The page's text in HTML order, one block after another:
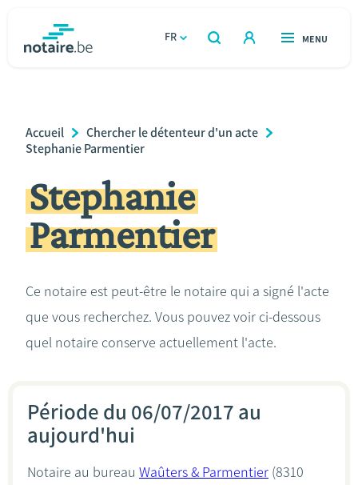
FR
OUVERT
RECHERCHER
OUVERT
MENU
Relations et vivre ensemble
Héritage et donations
Entreprendre
Calculateurs
Breadcrumb
Accueil
Chercher le détenteur d'un acte
Stephanie Parmentier
Stephanie
Parmentier
Ce notaire est peut-être le notaire qui a signé l'acte
que vous recherchez. Vous pouvez voir ci-dessous
quel notaire conserve actuellement l'acte.
Période du 06/07/2017 au
aujourd'hui
Notaire au bureau Waûters & Parmentier (8310